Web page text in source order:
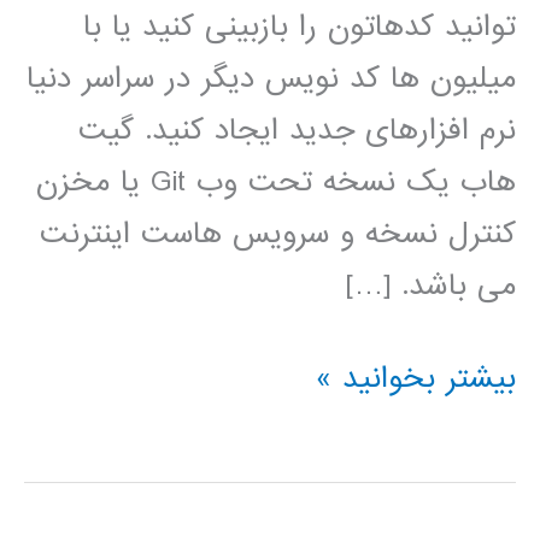
توانید کدهاتون را بازبینی کنید یا با
میلیون ها کد نویس دیگر در سراسر دنیا
نرم افزارهای جدید ایجاد کنید. گیت
هاب یک نسخه تحت وب Git یا مخزن
کنترل نسخه و سرویس هاست اینترنت
می باشد. […]
فیلم
فارسی
بیشتر بخوانید »